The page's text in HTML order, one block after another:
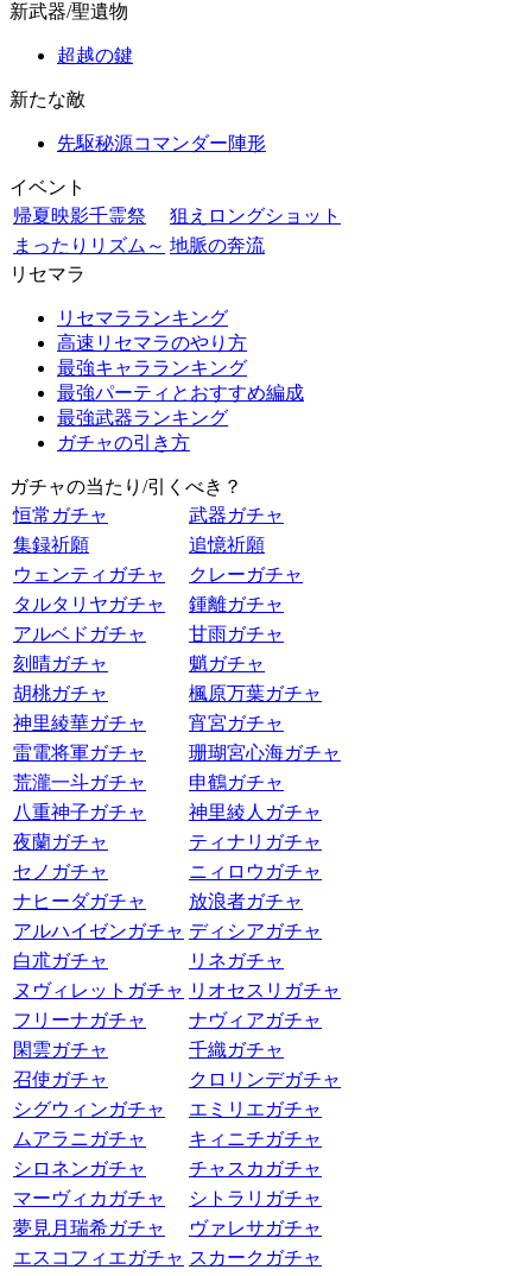
新武器/聖遺物
超越の鍵
新たな敵
先駆秘源コマンダー陣形
イベント
帰夏映影千霊祭
狙えロングショット
まったりリズム～ 地脈の奔流
リセマラ
リセマラランキング
高速リセマラのやり方
最強キャラランキング
最強パーティとおすすめ編成
最強武器ランキング
ガチャの引き方
ガチャの当たり/引くべき？
恒常ガチャ
武器ガチャ
集録祈願
追憶祈願
ウェンティガチャ
クレーガチャ
タルタリヤガチャ
鍾離ガチャ
アルベドガチャ
甘雨ガチャ
刻晴ガチャ
魈ガチャ
胡桃ガチャ
楓原万葉ガチャ
神里綾華ガチャ
宵宮ガチャ
雷電将軍ガチャ
珊瑚宮心海ガチャ
荒瀧一斗ガチャ
申鶴ガチャ
八重神子ガチャ
神里綾人ガチャ
夜蘭ガチャ
ティナリガチャ
セノガチャ
ニィロウガチャ
ナヒーダガチャ
放浪者ガチャ
アルハイゼンガチャ ディシアガチャ
白朮ガチャ
リネガチャ
ヌヴィレットガチャ リオセスリガチャ
フリーナガチャ
ナヴィアガチャ
閑雲ガチャ
千織ガチャ
召使ガチャ
クロリンデガチャ
シグウィンガチャ
エミリエガチャ
ムアラニガチャ
キィニチガチャ
シロネンガチャ
チャスカガチャ
マーヴィカガチャ
シトラリガチャ
夢見月瑞希ガチャ
ヴァレサガチャ
エスコフィエガチャ スカークガチャ